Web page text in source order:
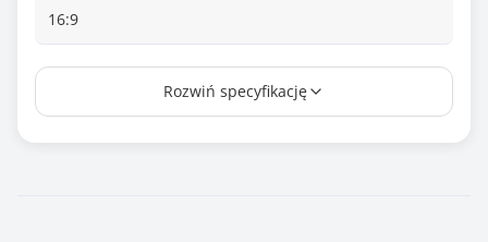
16:9
Touch
Wielkość plamki
Rozwiń specyfikację